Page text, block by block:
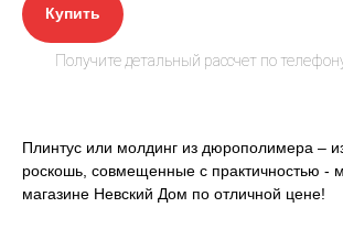
Купить
Плинтус или молдинг из дюрополимера –
роскошь, совмещенные с практичностью -
магазине Невский Дом по отличной цене!